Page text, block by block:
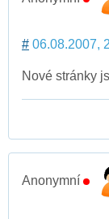
# 06.08.2007,
Nové stránky
Anonymní